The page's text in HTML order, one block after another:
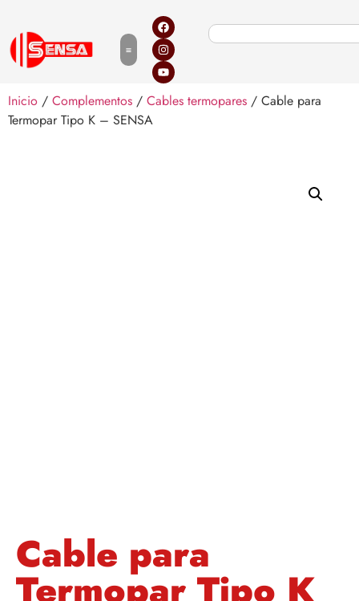
Inicio / Complementos / Cables termopares / Cable para
Termopar Tipo K – SENSA
Cable para
Termopar Tipo K